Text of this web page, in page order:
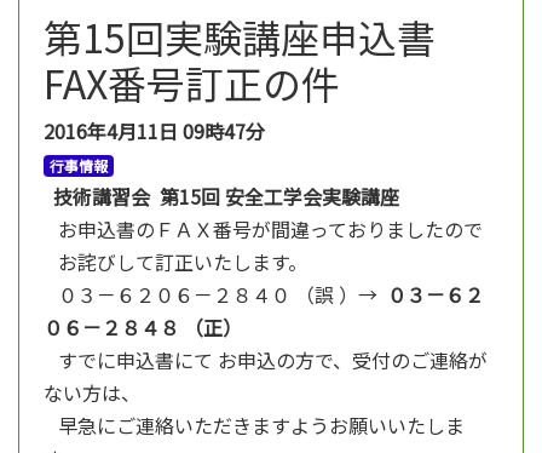
第15回実験講座申込書
FAX番号訂正の件
2016年4月11日 09時47分
行事情報
技術講習会 第15回 安全工学会実験講座
お申込書のＦＡＸ番号が間違っておりましたので
お詫びして訂正いたします。
０３－６２０６－２８４０ （誤 ）→ ０３－６２
０６－２８４８ （正）
すでに申込書にて お申込の方で、受付のご連絡が
ない方は、
早急にご連絡いただきますようお願いいたしま